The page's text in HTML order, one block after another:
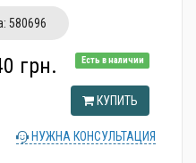
580696
Есть в наличии
грн.
КУПИТЬ
НУЖНА КОНСУЛЬТАЦИЯ